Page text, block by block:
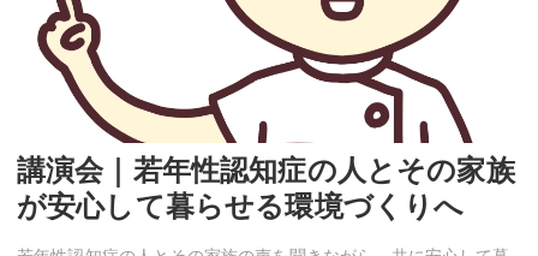
講演会｜若年性認知症の人とその家族
が安心して暮らせる環境づくりへ